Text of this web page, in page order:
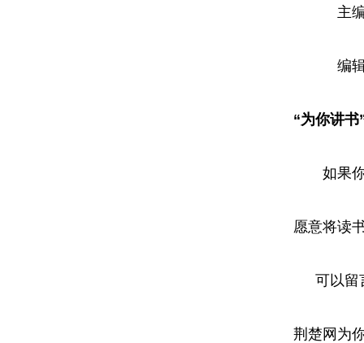
主
编
“为你讲书
如果
愿意将读
可以留
荆楚网为